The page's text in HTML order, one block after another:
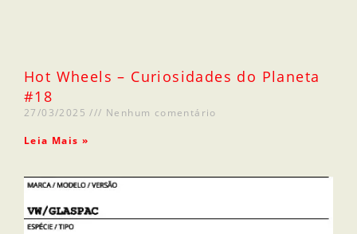
Hot Wheels – Curiosidades do Planeta
#18
27/03/2025 Nenhum comentário
Leia Mais »